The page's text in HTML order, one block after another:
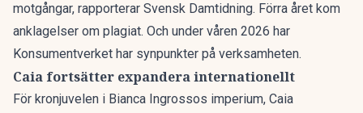
motgångar, rapporterar Svensk Damtidning. Förra året kom
anklagelser om plagiat. Och under våren 2026 har
Konsumentverket har synpunkter på verksamheten.
Caia fortsätter expandera internationellt
För kronjuvelen i Bianca Ingrossos imperium, Caia